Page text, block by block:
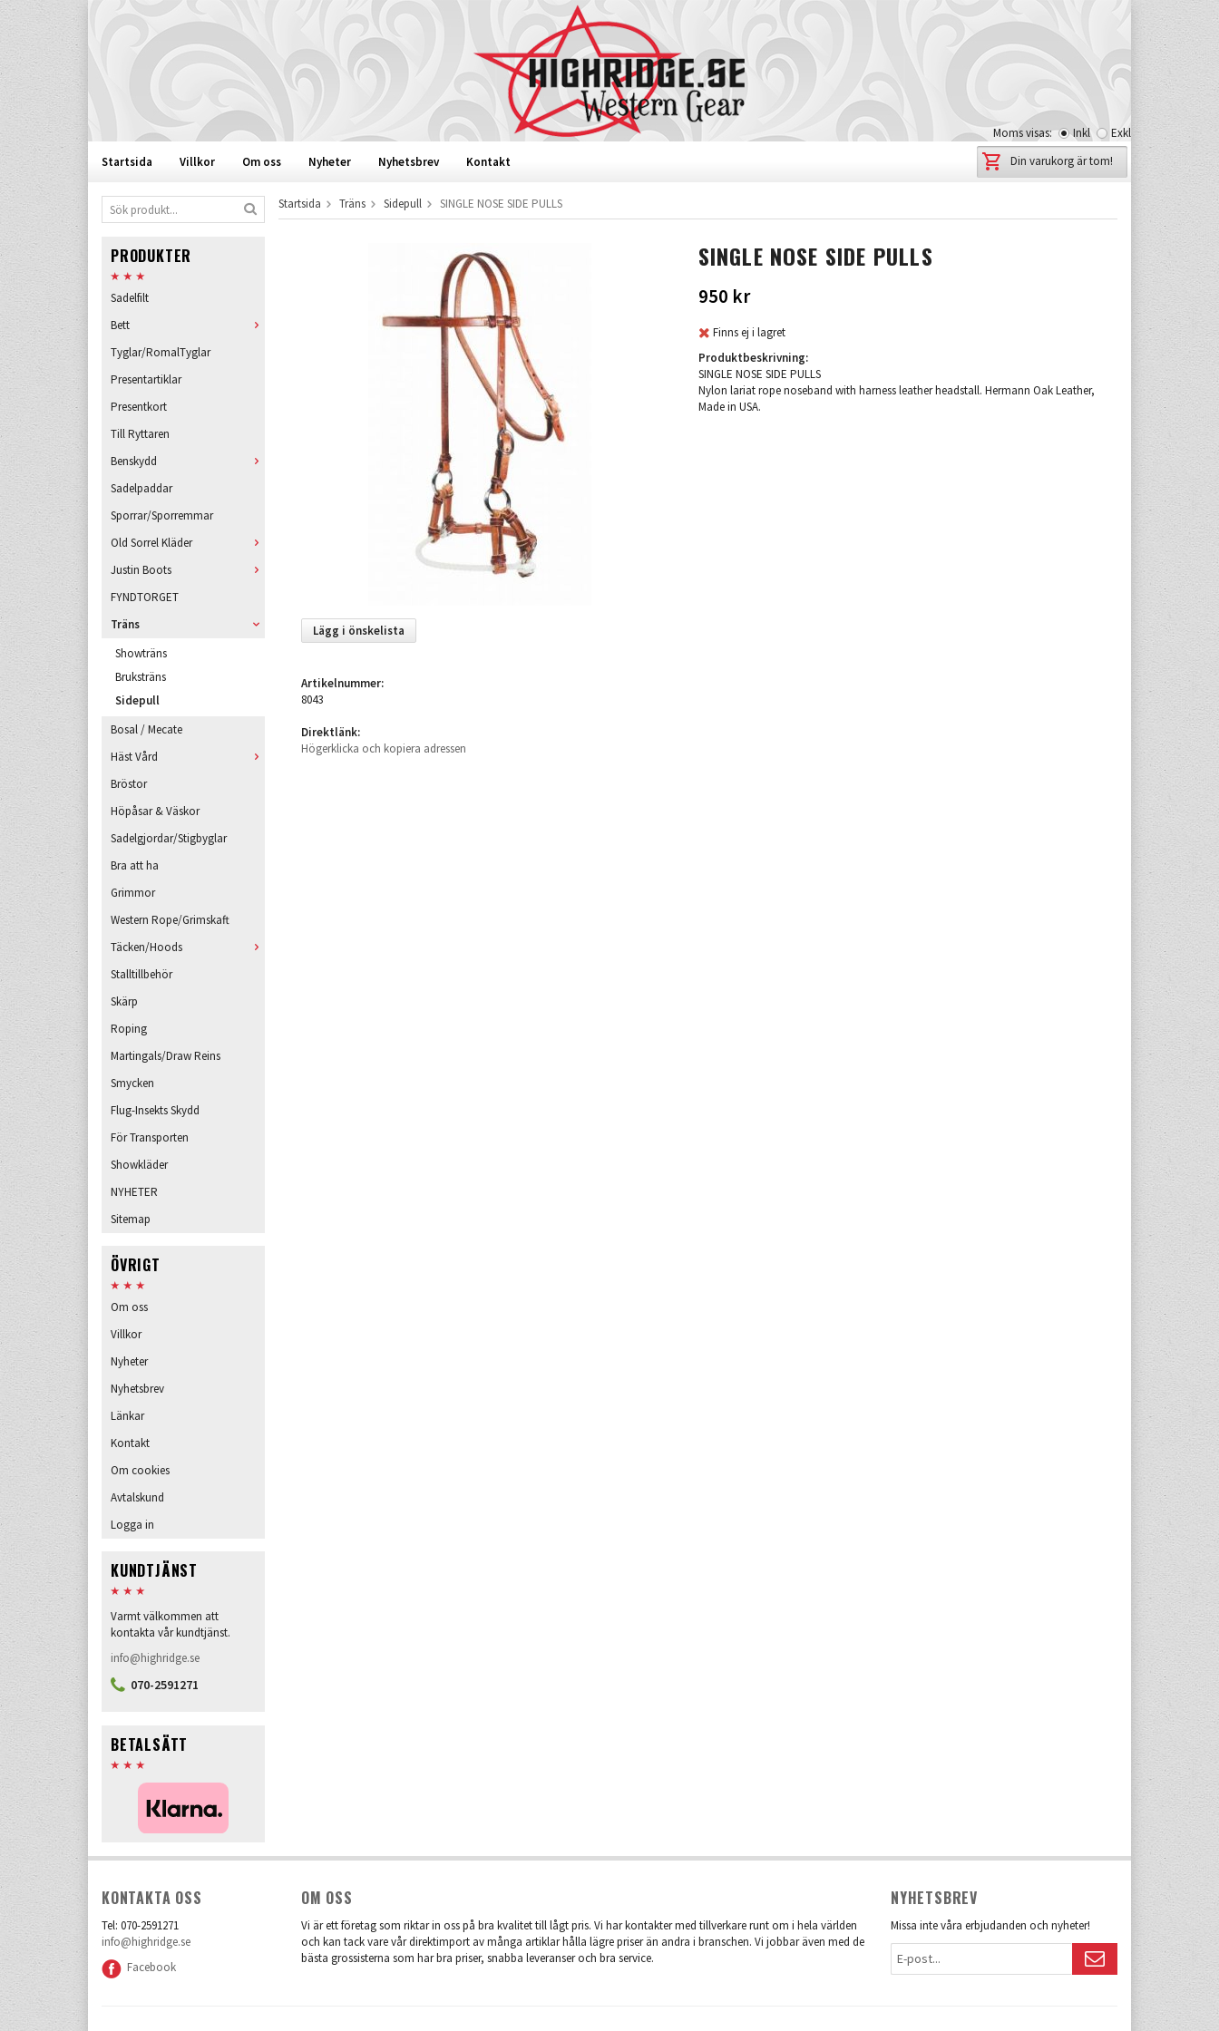
Moms visas: Inkl
Exkl
Startsida
Villkor Om oss Nyheter Nyhetsbrev Kontakt Din varukorg är tom!
PRODUKTER
Sadelfilt
Bett
Tyglar/RomalTyglar
Presentartiklar
Presentkort
Till Ryttaren
Benskydd
Sadelpaddar
Sporrar/Sporremmar
Old Sorrel Kläder
Justin Boots
FYNDTORGET
Träns
Showträns
Bruksträns
Sidepull
Bosal / Mecate
Häst Vård
Bröstor
Höpåsar & Väskor
Sadelgjordar/Stigbyglar
Bra att ha
Grimmor
Western Rope/Grimskaft
Täcken/Hoods
Stalltillbehör
Skärp
Roping
Martingals/Draw Reins
Smycken
Flug-Insekts Skydd
För Transporten
Showkläder
NYHETER
Sitemap
ÖVRIGT
Om oss
Villkor
Nyheter
Nyhetsbrev
Länkar
Kontakt
Om cookies
Avtalskund
Logga in
KUNDTJÄNST
Varmt välkommen att
kontakta vår kundtjänst.
info@highridge.se
070-2591271
BETALSÄTT
Startsida Träns Sidepull SINGLE NOSE SIDE PULLS
SINGLE NOSE SIDE PULLS
950 kr
Finns ej i lagret
Produktbeskrivning:
SINGLE NOSE SIDE PULLS
Nylon lariat rope noseband with harness leather headstall. Hermann Oak Leather,
Made in USA.
Lägg i önskelista
Artikelnummer:
8043
Direktlänk:
Högerklicka och kopiera adressen
KONTAKTA OSS
Tel: 070-2591271
info@highridge.se
Facebook
NYHETSBREV
Missa inte våra erbjudanden och nyheter!
OM OSS
Vi är ett företag som riktar in oss på bra kvalitet till lågt pris. Vi har kontakter med tillverkare runt om i hela världen
och kan tack vare vår direktimport av många artiklar hålla lägre priser än andra i branschen. Vi jobbar även med de
bästa grossisterna som har bra priser, snabba leveranser och bra service.